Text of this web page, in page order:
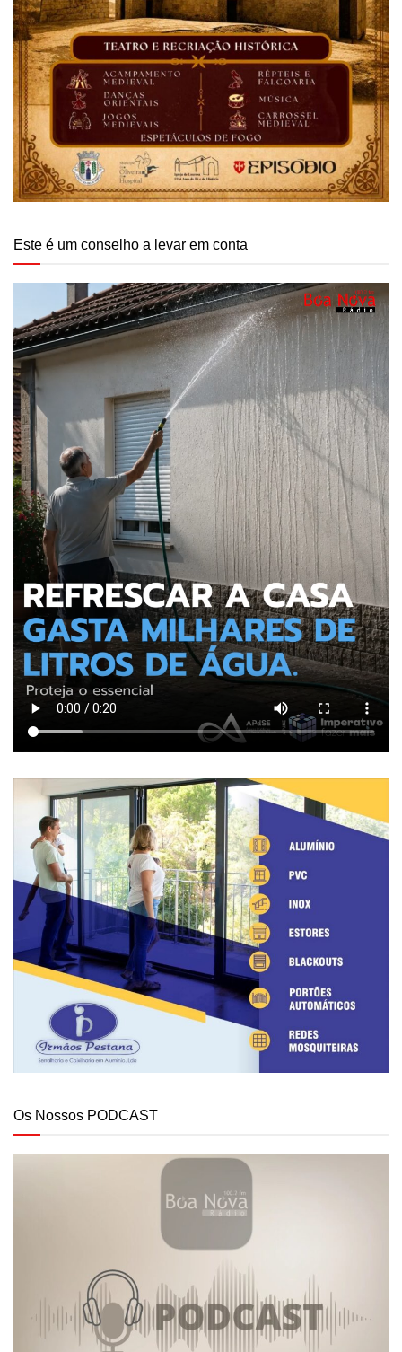
Este é um conselho a levar em conta
Os Nossos PODCAST